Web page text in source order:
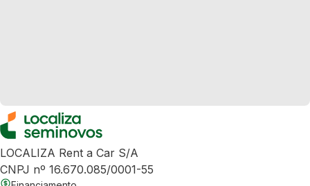
LOCALIZA Rent a Car S/A
CNPJ nº 16.670.085/0001-55